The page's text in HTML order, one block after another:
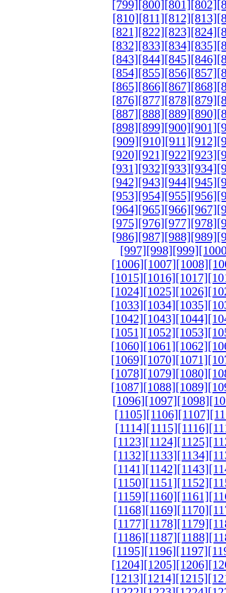
[799] [800] [801] [802]
[810][811][812][813]
[821][822][823][824]
[832][833][834][835]
[843][844][845][846]
[854][855][856][857]
[865][866][867][868]
[876][877][878][879]
[887][888][889][890]
[898][899][900][901]
[909][910][911][912]
[920][921][922][923]
[931][932][933][934]
[942][943][944][945]
[953][954][955][956]
[964][965][966][967]
[975][976][977][978]
[986][987][988][989]
[997][998][999]
[1006][1007][1008]
[1015][1016][1017]
[1024][1025][1026]
[1033][1034][1035]
[1042][1043][1044]
[1051][1052][1053]
[1060][1061][1062]
[1069][1070][1071]
[1078][1079][1080]
[1087][1088][1089]
[1096][1097][1098]
[1105][1106][1107]
[1114][1115][1116]
[1123][1124][1125]
[1132][1133][1134]
[1141][1142][1143]
[1150][1151][1152]
[1159][1160][1161]
[1168][1169][1170]
[1177][1178][1179]
[1186][1187][1188]
[1195][1196][1197]
[1204][1205][1206]
[1213][1214][1215]